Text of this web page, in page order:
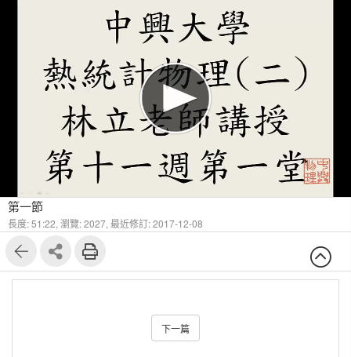
第一節
長度: 51:22, 瀏覽: 2027, 最近修訂: 2017-12-08
下一篇